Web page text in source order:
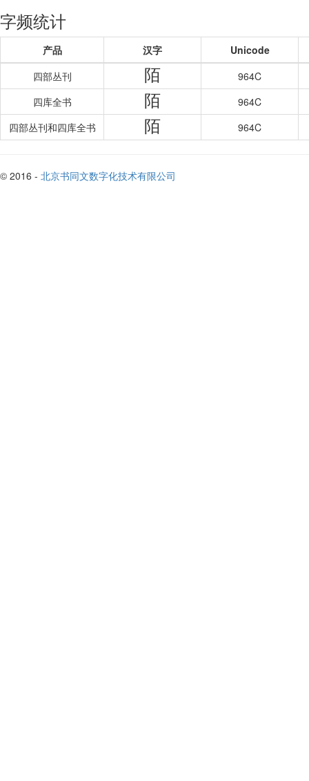
字频统计
产品 汉字
Unicode
四部丛刊
陌
964C
四库全书
陌
964C
四部丛刊和四库全书
陌 964C
© 2016 - 北京书同文数字化技术有限公司